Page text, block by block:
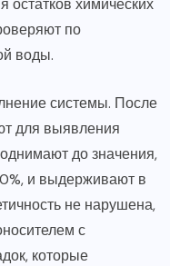
по
воды.
системы. После
для выявления
до значения,
и выдерживают в
не нарушена,
с
которые